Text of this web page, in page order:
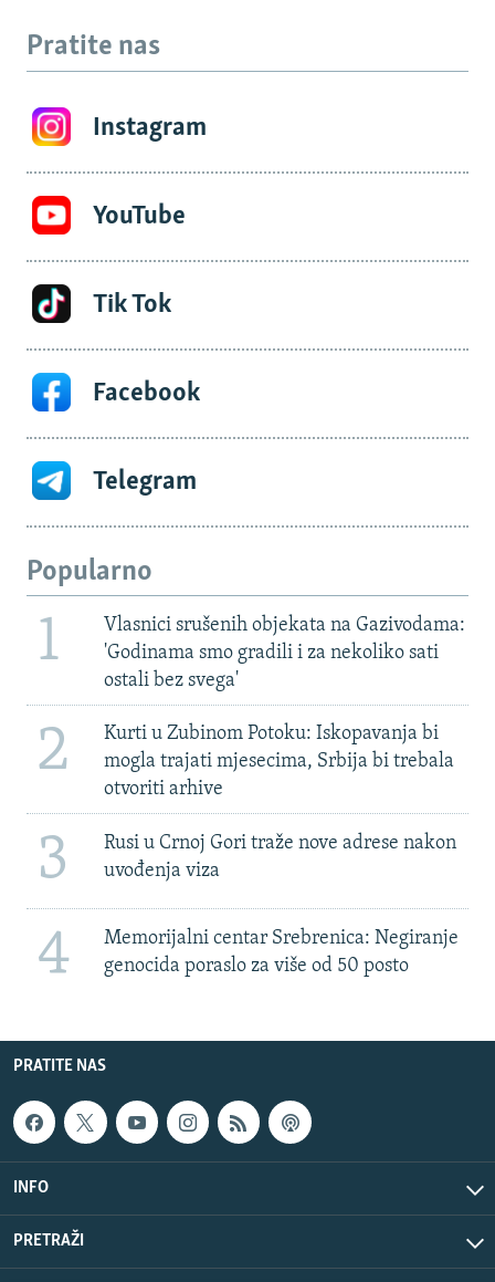
Pratite nas
Instagram
YouTube
Tik Tok
Facebook
Telegram
Popularno
1
Vlasnici srušenih objekata na Gazivodama:
'Godinama smo gradili i za nekoliko sati
ostali bez svega'
2
Kurti u Zubinom Potoku: Iskopavanja bi
mogla trajati mjesecima, Srbija bi trebala
otvoriti arhive
3
Rusi u Crnoj Gori traže nove adrese nakon
uvođenja viza
4
Memorijalni centar Srebrenica: Negiranje
genocida poraslo za više od 50 posto
PRATITE NAS
INFO
PRETRAŽI